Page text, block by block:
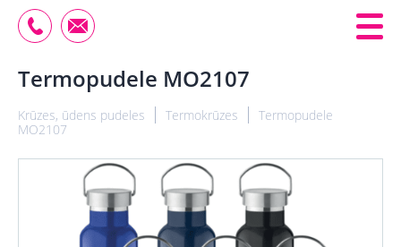
Termopudele MO2107
Krūzes, ūdens pudeles Termokrūzes
Termopudele
MO2107